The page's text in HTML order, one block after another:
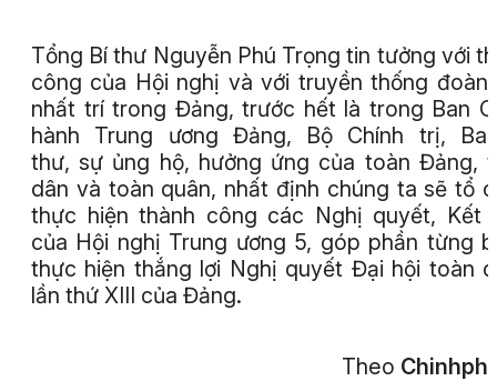
Tổng Bí thư Nguyễn Phú Trọng tin tưởng với
công của Hội nghị và với truyền thống đoàn
nhất trí trong Đảng, trước hết là trong Ban
hành Trung ương Đảng, Bộ Chính trị,
thư, sự ủng hộ, hưởng ứng của toàn Đảng,
dân và toàn quân, nhất định chúng ta sẽ tổ
thực hiện thành công các Nghị quyết, Kết
của Hội nghị Trung ương 5, góp phần từng
thực hiện thắng lợi Nghị quyết Đại hội toàn
lần thứ XIII của Đảng.
Theo